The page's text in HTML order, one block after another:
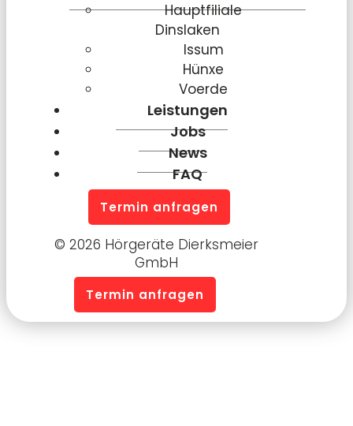
Hauptfiliale
Dinslaken
Issum
Hünxe
Voerde
Leistungen
Jobs
News
FAQ
Termin anfragen
© 2026 Hörgeräte Dierksmeier
GmbH
Termin anfragen